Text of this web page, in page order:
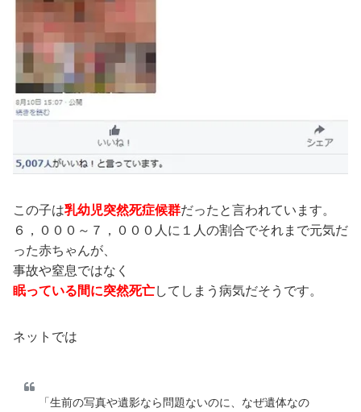
この子は乳幼児突然死症候群だったと言われています。
６，０００～７，０００人に１人の割合でそれまで元気だ
った赤ちゃんが、
事故や窒息ではなく
眠っている間に突然死亡してしまう病気だそうです。
ネットでは
「生前の写真や遺影なら問題ないのに、なぜ遺体なの